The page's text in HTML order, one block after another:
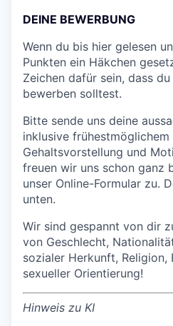
DEINE BEWERBUNG
Wenn du bis hier gelesen
Punkten ein Häkchen
Zeichen dafür sein, dass
bewerben solltest.
Bitte sende uns deine
inklusive
Gehaltsvorstellung und
freuen wir uns schon ganz
unser Online-Formular zu.
unten.
Wir sind gespannt von dir
von Geschlecht,
sozialer Herkunft, Religion,
sexueller Orientierung!
Hinweis zu KI